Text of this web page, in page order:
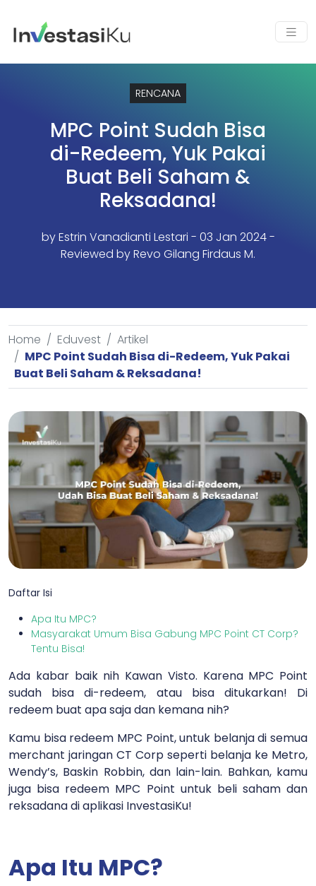
RENCANA
MPC Point Sudah Bisa
di-Redeem, Yuk Pakai
Buat Beli Saham &
Reksadana!
byEstrin Vanadianti Lestari - 03 Jan 2024 -
Reviewed by Revo Gilang Firdaus M.
Home Eduvest
Artikel
MPC Point Sudah Bisa di-Redeem, Yuk Pakai
Buat Beli Saham & Reksadana!
Daftar Isi
Apa Itu MPC?
Masyarakat Umum Bisa Gabung MPC Point CT Corp?
Tentu Bisa!
Ada kabar baik nih Kawan Visto. Karena MPC Point
sudah bisa di-redeem, atau bisa ditukarkan! Di
redeem buat apa saja dan kemana nih?
Kamu bisa redeem MPC Point, untuk belanja di semua
merchant jaringan CT Corp seperti belanja ke Metro,
Wendy’s, Baskin Robbin, dan lain-lain. Bahkan, kamu
juga bisa redeem MPC Point untuk beli saham dan
reksadana di aplikasi InvestasiKu!
Apa Itu MPC?